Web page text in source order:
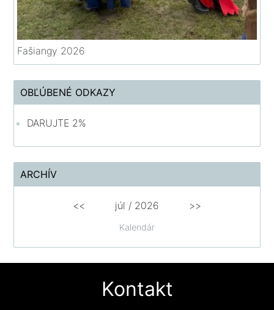
Fašiangy 2026
OBĽÚBENÉ ODKAZY
DARUJTE 2%
ARCHÍV
Kalendár
<< júl / 2026 >>
Kontakt